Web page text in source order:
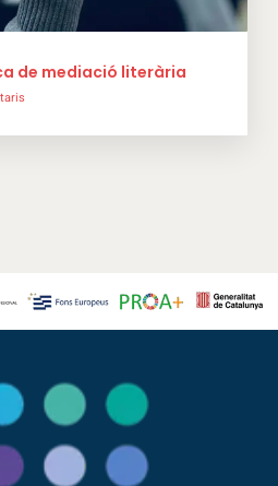
de mediació literària